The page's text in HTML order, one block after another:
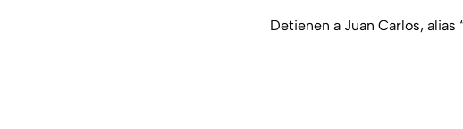
Detienen a Juan Carlos, alias